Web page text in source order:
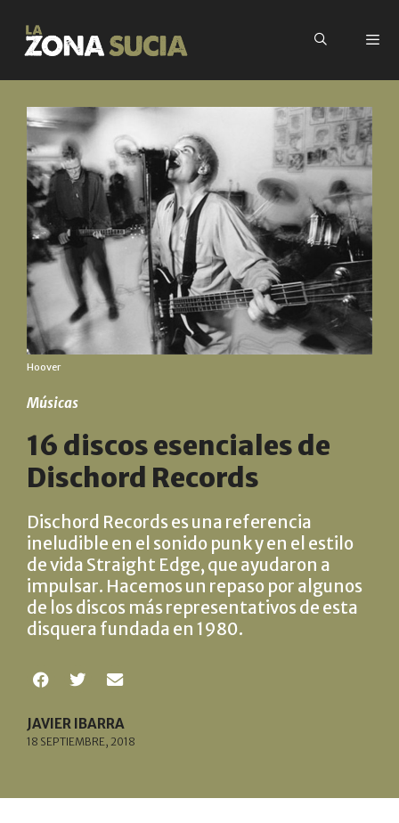
Hoover
Músicas
16 discos esenciales de
Dischord Records
Dischord Records es una referencia
ineludible en el sonido punk y en el estilo
de vida Straight Edge, que ayudaron a
impulsar. Hacemos un repaso por algunos
de los discos más representativos de esta
disquera fundada en 1980.
JAVIER IBARRA
18 SEPTIEMBRE, 2018